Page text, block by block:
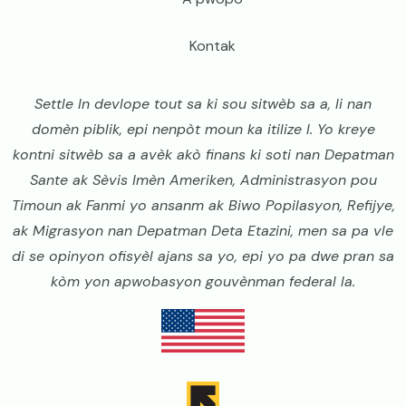
Kontak
Settle In devlope tout sa ki sou sitwèb sa a, li nan
domèn piblik, epi nenpòt moun ka itilize l. Yo kreye
kontni sitwèb sa a avèk akò finans ki soti nan Depatman
Sante ak Sèvis Imèn Ameriken, Administrasyon pou
Timoun ak Fanmi yo ansanm ak Biwo Popilasyon, Refijye,
ak Migrasyon nan Depatman Deta Etazini, men sa pa vle
di se opinyon ofisyèl ajans sa yo, epi yo pa dwe pran sa
kòm yon apwobasyon gouvènman federal la.